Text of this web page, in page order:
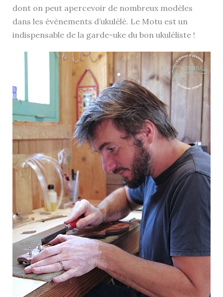
dont on peut apercevoir de nombreux modèles
dans les évènements d’ukulélé. Le Motu est un
indispensable de la garde-uke du bon ukuléliste !